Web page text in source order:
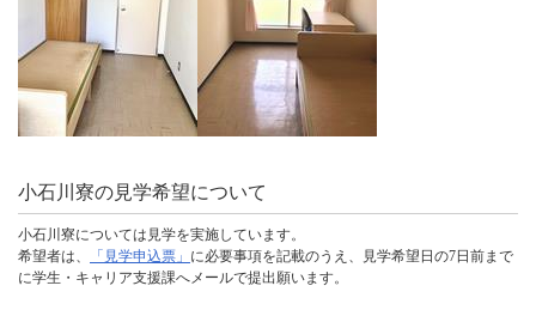
小石川寮の見学希望について
小石川寮については見学を実施しています。
希望者は、
「見学申込票」 に必要事項を記載のうえ、見学希望日の7日前まで
に学生・キャリア支援課へメールで提出願います。